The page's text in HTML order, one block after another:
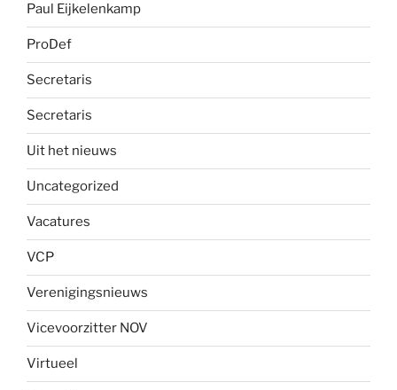
Paul Eijkelenkamp
ProDef
Secretaris
Secretaris
Uit het nieuws
Uncategorized
Vacatures
VCP
Verenigingsnieuws
Vicevoorzitter NOV
Virtueel